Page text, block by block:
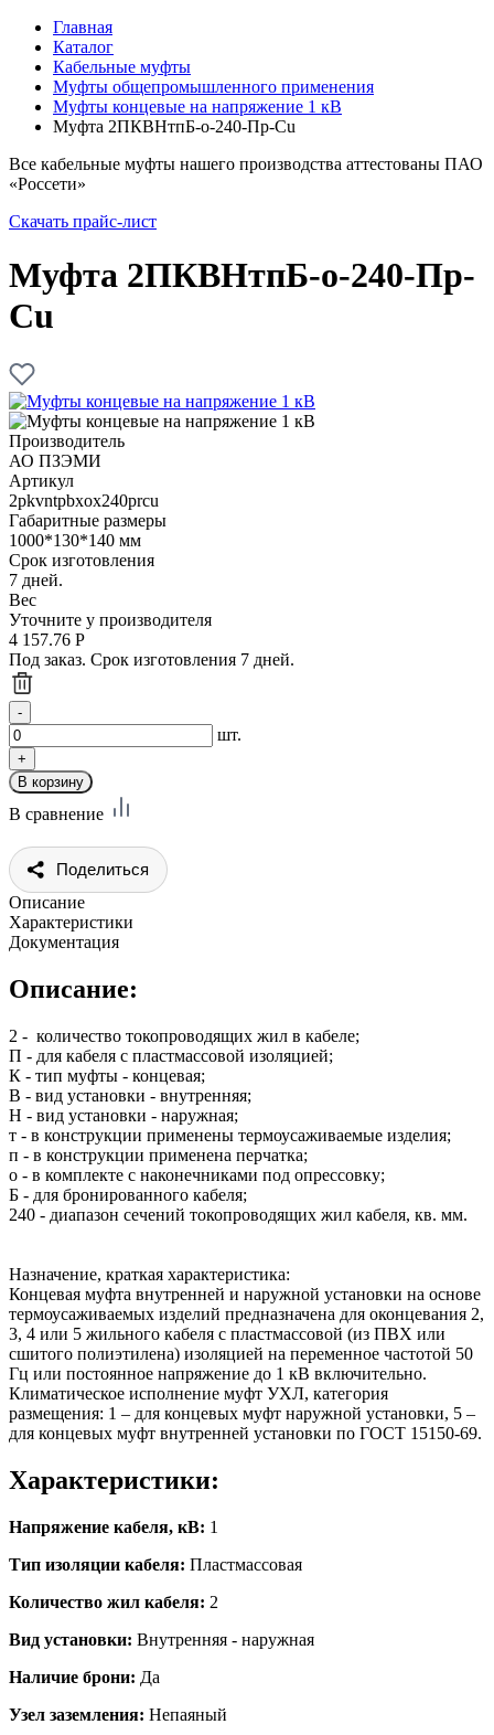
Главная
Каталог
Кабельные муфты
Муфты общепромышленного применения
Муфты концевые на напряжение 1 кВ
Муфта 2ПКВНтпБ-о-240-Пр-Cu
Все кабельные муфты нашего производства аттестованы ПАО
«Россети»
Скачать прайс-лист
Муфта 2ПКВНтпБ-о-240-Пр-
Cu
Производитель
АО ПЗЭМИ
Артикул
2pkvntpbxox240prcu
Габаритные размеры
1000*130*140 мм
Срок изготовления
7 дней.
Вес
Уточните у производителя
4 157.76 Р
Под заказ. Срок изготовления 7 дней.
шт.
В сравнение
Поделиться
Описание
Характеристики
Документация
Описание:
2 - количество токопроводящих жил в кабеле;
П - для кабеля с пластмассовой изоляцией;
К - тип муфты - концевая;
В - вид установки - внутренняя;
Н - вид установки - наружная;
т - в конструкции применены термоусаживаемые изделия;
п - в конструкции применена перчатка;
о - в комплекте с наконечниками под опрессовку;
Б - для бронированного кабеля;
240 - диапазон сечений токопроводящих жил кабеля, кв. мм.
Назначение, краткая характеристика:
Концевая муфта внутренней и наружной установки на основе
термоусаживаемых изделий предназначена для оконцевания 2,
3, 4 или 5 жильного кабеля с пластмассовой (из ПВХ или
сшитого полиэтилена) изоляцией на переменное частотой 50
Гц или постоянное напряжение до 1 кВ включительно.
Климатическое исполнение муфт УХЛ, категория
размещения: 1 – для концевых муфт наружной установки, 5 –
для концевых муфт внутренней установки по ГОСТ 15150-69.
Характеристики:
Напряжение кабеля, кВ: 1
Тип изоляции кабеля: Пластмассовая
Количество жил кабеля: 2
Вид установки: Внутренняя - наружная
Наличие брони: Да
Узел заземления: Непаяный